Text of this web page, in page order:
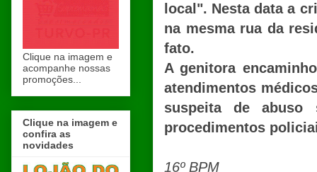
local". Nesta data a
na mesma rua da
fato.
A genitora
atendimentos
suspeita de abuso
procedimentos
16º BPM
Clique na imagem e
acompanhe nossas
promoções...
Clique na imagem e
confira as
novidades